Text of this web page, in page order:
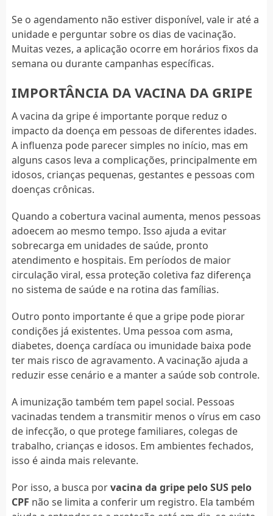
Se o agendamento não estiver disponível, vale ir até a
unidade e perguntar sobre os dias de vacinação.
Muitas vezes, a aplicação ocorre em horários fixos da
semana ou durante campanhas específicas.
IMPORTÂNCIA DA VACINA DA GRIPE
A vacina da gripe é importante porque reduz o
impacto da doença em pessoas de diferentes idades.
A influenza pode parecer simples no início, mas em
alguns casos leva a complicações, principalmente em
idosos, crianças pequenas, gestantes e pessoas com
doenças crônicas.
Quando a cobertura vacinal aumenta, menos pessoas
adoecem ao mesmo tempo. Isso ajuda a evitar
sobrecarga em unidades de saúde, pronto
atendimento e hospitais. Em períodos de maior
circulação viral, essa proteção coletiva faz diferença
no sistema de saúde e na rotina das famílias.
Outro ponto importante é que a gripe pode piorar
condições já existentes. Uma pessoa com asma,
diabetes, doença cardíaca ou imunidade baixa pode
ter mais risco de agravamento. A vacinação ajuda a
reduzir esse cenário e a manter a saúde sob controle.
A imunização também tem papel social. Pessoas
vacinadas tendem a transmitir menos o vírus em caso
de infecção, o que protege familiares, colegas de
trabalho, crianças e idosos. Em ambientes fechados,
isso é ainda mais relevante.
Por isso, a busca porvacina da gripe pelo SUS pelo
CPF não se limita a conferir um registro. Ela também